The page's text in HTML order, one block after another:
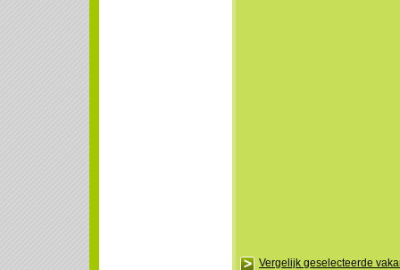
Vergelijk geselecteerde